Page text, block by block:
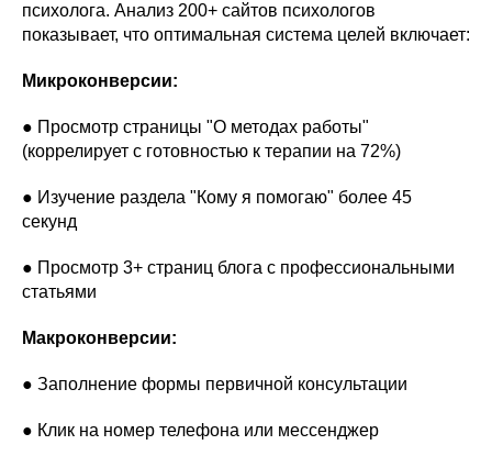
психолога. Анализ 200+ сайтов психологов
показывает, что оптимальная система целей включает:
Микроконверсии:
● Просмотр страницы "О методах работы"
(коррелирует с готовностью к терапии на 72%)
● Изучение раздела "Кому я помогаю" более 45
секунд
● Просмотр 3+ страниц блога с профессиональными
статьями
Макроконверсии:
● Заполнение формы первичной консультации
● Клик на номер телефона или мессенджер